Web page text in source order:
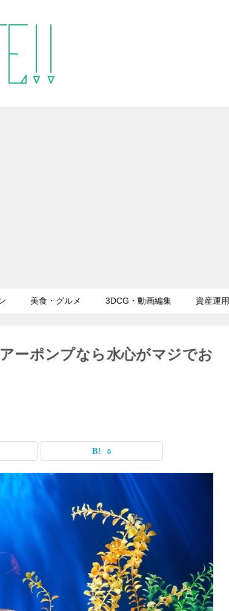
美食・グルメ 3DCG・動画編集 資産運用
ーポンプなら水心がマジでお
0